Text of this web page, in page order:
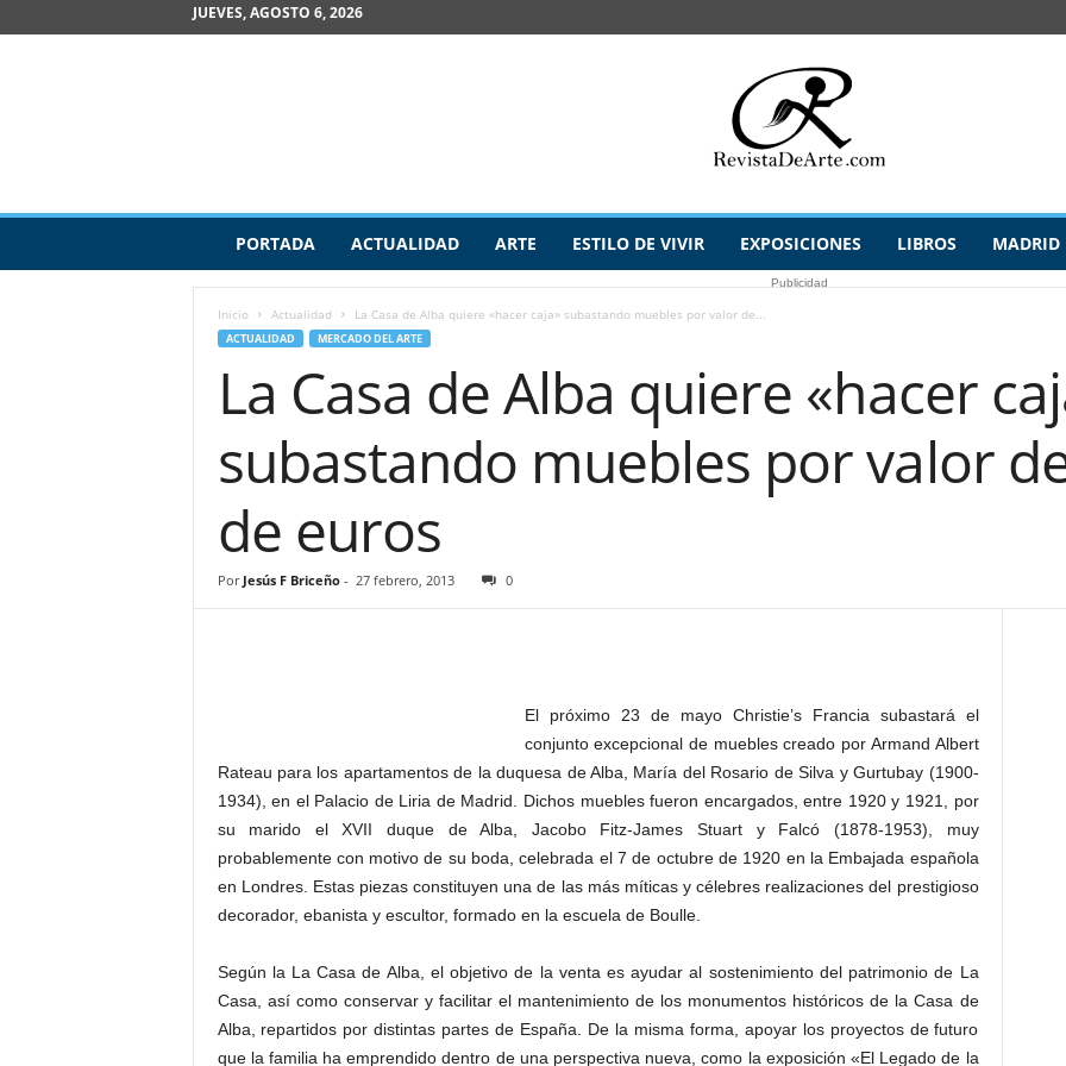
JUEVES, AGOSTO 6, 2026
v
PORTADA ACTUALIDAD ARTE ESTILO DE VIVIR EXPOSICIONES LIBROS MADRID
Publicidad
Inicio Actualidad La Casa de Alba quiere «hacer caja» subastando muebles por valor de...
ACTUALIDAD MERCADO DEL ARTE
La Casa de Alba quiere «hacer
subastando muebles por valor
de euros
Por Jesús F Briceño- 27 febrero, 2013 0
El próximo 23 de mayo Christie’s Francia subastará el
conjunto excepcional de muebles creado por Armand Albert
Rateau para los apartamentos de la duquesa de Alba, María del Rosario de Silva y Gurtubay (1900-
1934), en el Palacio de Liria de Madrid. Dichos muebles fueron encargados, entre 1920 y 1921, por
su marido el XVII duque de Alba, Jacobo Fitz-James Stuart y Falcó (1878-1953), muy
probablemente con motivo de su boda, celebrada el 7 de octubre de 1920 en la Embajada española
en Londres. Estas piezas constituyen una de las más míticas y célebres realizaciones del prestigioso
decorador, ebanista y escultor, formado en la escuela de Boulle.
Según la La Casa de Alba, el objetivo de la venta es ayudar al sostenimiento del patrimonio de La
Casa, así como conservar y facilitar el mantenimiento de los monumentos históricos de la Casa de
Alba, repartidos por distintas partes de España. De la misma forma, apoyar los proyectos de futuro
que la familia ha emprendido dentro de una perspectiva nueva, como la exposición «El Legado de la